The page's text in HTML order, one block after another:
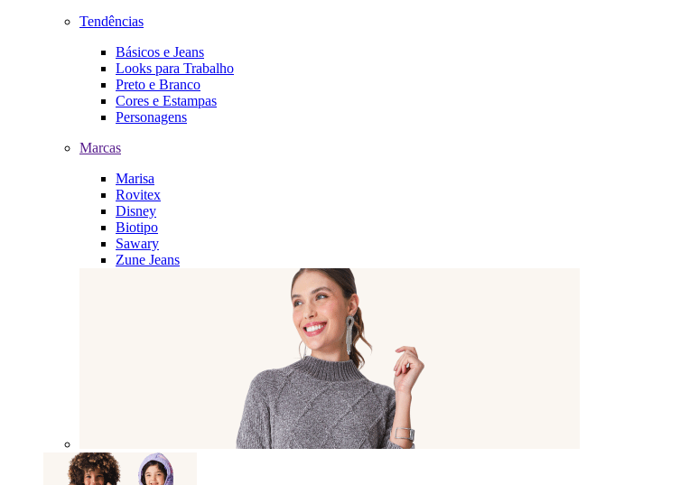
Tendências
Básicos e Jeans
Looks para Trabalho
Preto e Branco
Cores e Estampas
Personagens
Marcas
Marisa
Rovitex
Disney
Biotipo
Sawary
Zune Jeans